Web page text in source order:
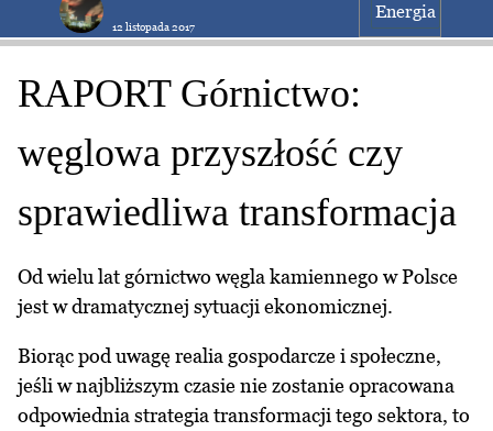
12 listopada 2017
Energia
RAPORT Górnictwo:
węglowa przyszłość czy
sprawiedliwa transformacja
Od wielu lat górnictwo węgla kamiennego w Polsce
jest w dramatycznej sytuacji ekonomicznej.
Biorąc pod uwagę realia gospodarcze i społeczne,
jeśli w najbliższym czasie nie zostanie opracowana
odpowiednia strategia transformacji tego sektora, to